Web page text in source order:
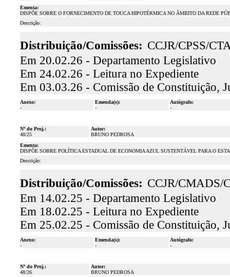
Ementa:
DISPÕE SOBRE O FORNECIMENTO DE TOUCA HIPOTÉRMICA NO ÂMBITO DA REDE
Descrição:
Distribuição/Comissões: CCJR/CPSS/
Em 20.02.26 - Departamento Legislativo
Em 24.02.26 - Leitura no Expediente
Em 03.03.26 - Comissão de Constituição,
Anexo:
-
Emenda(s):
-
Autógrafo:
-
Nº do Proj.:
48/25
Autor:
BRUNO PEDROSA
Ementa:
DISPÕE SOBRE POLÍTICA ESTADUAL DE ECONOMIA AZUL SUSTENTÁVEL PARA O
Descrição:
Distribuição/Comissões: CCJR/CMADS/
Em 14.02.25 - Departamento Legislativo
Em 18.02.25 - Leitura no Expediente
Em 25.02.25 - Comissão de Constituição,
Anexo:
-
Emenda(s):
-
Autógrafo:
-
Nº do Proj.:
48/26
Autor:
BRUNO PEDROSA